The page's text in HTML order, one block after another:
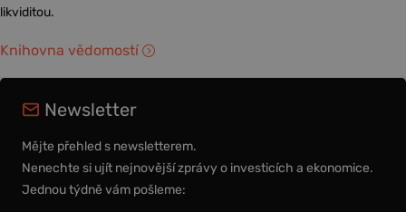
likviditou.
Knihovna vědomostí
Newsletter
Mějte přehled s newsletterem.
Nenechte si ujít nejnovější zprávy o investicích a ekonomice.
Jednou týdně vám pošleme: